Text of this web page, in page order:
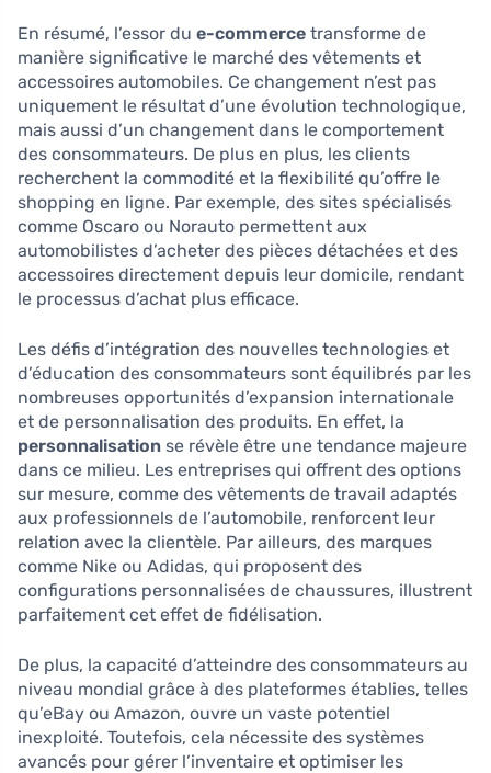
En résumé, l’essor du e-commerce transforme de
manière significative le marché des vêtements et
accessoires automobiles. Ce changement n’est pas
uniquement le résultat d’une évolution technologique,
mais aussi d’un changement dans le comportement
des consommateurs. De plus en plus, les clients
recherchent la commodité et la flexibilité qu’offre le
shopping en ligne. Par exemple, des sites spécialisés
comme Oscaro ou Norauto permettent aux
automobilistes d’acheter des pièces détachées et des
accessoires directement depuis leur domicile, rendant
le processus d’achat plus efficace.
Les défis d’intégration des nouvelles technologies et
d’éducation des consommateurs sont équilibrés par les
nombreuses opportunités d’expansion internationale
et de personnalisation des produits. En effet, la
personnalisation se révèle être une tendance majeure
dans ce milieu. Les entreprises qui offrent des options
sur mesure, comme des vêtements de travail adaptés
aux professionnels de l’automobile, renforcent leur
relation avec la clientèle. Par ailleurs, des marques
comme Nike ou Adidas, qui proposent des
configurations personnalisées de chaussures, illustrent
parfaitement cet effet de fidélisation.
De plus, la capacité d’atteindre des consommateurs au
niveau mondial grâce à des plateformes établies, telles
qu’eBay ou Amazon, ouvre un vaste potentiel
inexploité. Toutefois, cela nécessite des systèmes
avancés pour gérer l’inventaire et optimiser les